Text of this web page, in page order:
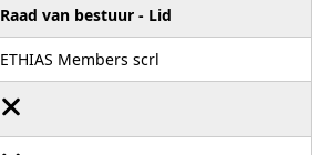
Raad van bestuur - Lid
ETHIAS Members scrl